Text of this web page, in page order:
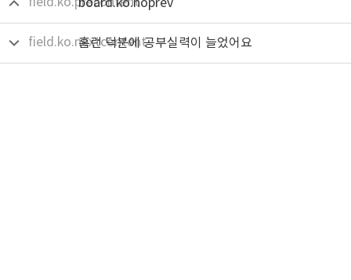
board.ko.noprev
field.ko.nextcontent
홈런 덕분에 공부실력이 늘었어요